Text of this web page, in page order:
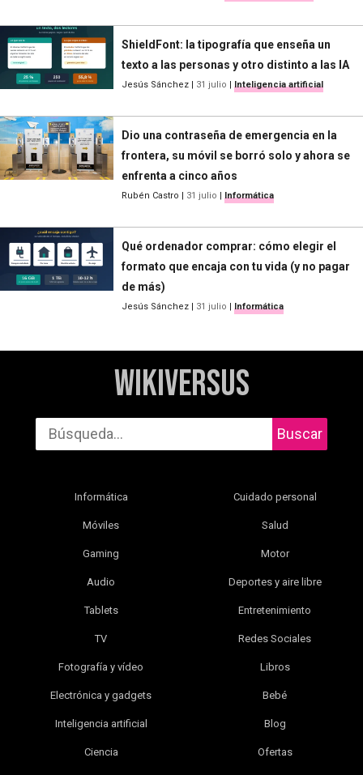
ShieldFont: la tipografía que enseña un
texto a las personas y otro distinto a las IA
Jesús Sánchez | 31 julio | Inteligencia artificial
Dio una contraseña de emergencia en la
frontera, su móvil se borró solo y ahora se
enfrenta a cinco años
Rubén Castro | 31 julio | Informática
Qué ordenador comprar: cómo elegir el
formato que encaja con tu vida (y no pagar
de más)
Jesús Sánchez | 31 julio | Informática
WikiVersus
Buscar
Informática
Móviles
Gaming
Audio
Tablets
TV
Fotografía y vídeo
Electrónica y gadgets
Inteligencia artificial
Ciencia
Cuidado personal
Salud
Motor
Deportes y aire libre
Entretenimiento
Redes Sociales
Libros
Bebé
Blog
Ofertas